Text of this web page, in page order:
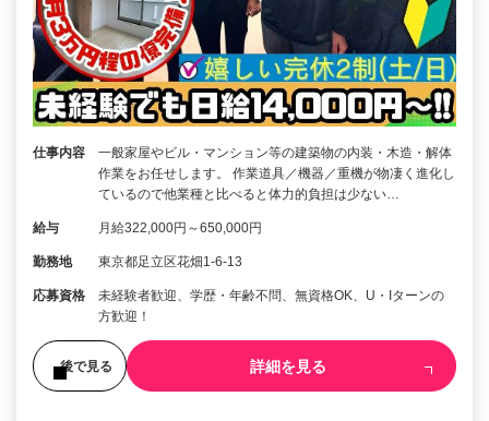
仕事内容
一般家屋やビル・マンション等の建築物の内装・木造・解体
作業をお任せします。 作業道具／機器／重機が物凄く進化し
ているので他業種と比べると体力的負担は少ない…
給与 月給322,000円～650,000円
勤務地 東京都足立区花畑1-6-13
応募資格
未経験者歓迎、学歴・年齢不問、無資格OK、U・Iターンの
方歓迎！
後で見る 詳細を見る